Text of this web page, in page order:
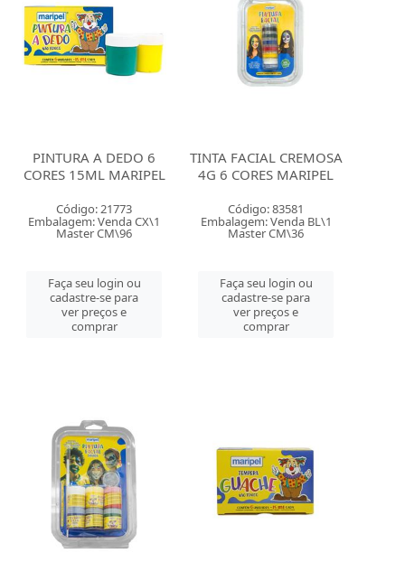
PINTURA A DEDO 6
CORES 15ML MARIPEL
Código: 21773
Embalagem: Venda CX\1
Master CM\96
Faça seu login ou
cadastre-se para
ver preços e
comprar
TINTA FACIAL CREMOSA
4G 6 CORES MARIPEL
Código: 83581
Embalagem: Venda BL\1
Master CM\36
Faça seu login ou
cadastre-se para
ver preços e
comprar